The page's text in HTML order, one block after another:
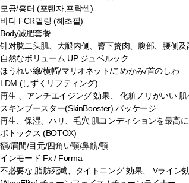
모공/흉터 (포텐자,프락셀)
바디 FCR필링 (해초필)
Body减肥套餐
针对肱二头肌、大腿内侧、臀下赘肉、腹部、腰侧
自然なボリューム UP ジュベルック
ほうれい線/横幅/マリオネット/こめかみ/首のしわ
LDM (しずくリフティング)
再生 、アンチエイジング 効果、 化粧ノリがいい 肌
スキンブースター(SkinBooster) パッケージ
再生、保湿、ハリ、毛穴 肌コンディションを最高
ボトックス (BOTOX)
額/眉間/目元/四角い顎/鼻筋/顎
インモード Fx / Forma
不必要な 脂肪死滅、タイトニング 効果、 Vライン